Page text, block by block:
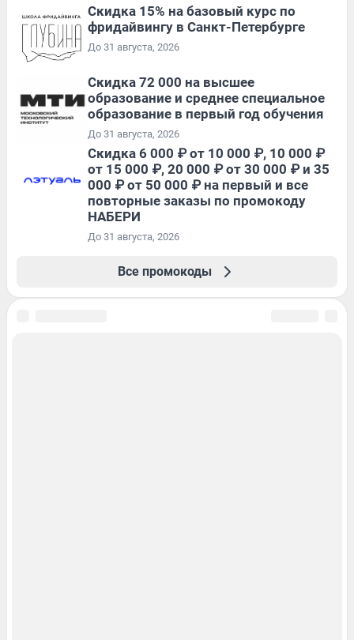
Скидка 15% на базовый курс по
фридайвингу в Санкт-Петербурге
До 31 августа, 2026
Скидка 72 000 на высшее
образование и среднее специальное
образование в первый год обучения
До 31 августа, 2026
Скидка 6 000 ₽ от 10 000 ₽, 10 000 ₽
от 15 000 ₽, 20 000 ₽ от 30 000 ₽ и 35
000 ₽ от 50 000 ₽ на первый и все
повторные заказы по промокоду
НАБЕРИ
До 31 августа, 2026
Все промокоды